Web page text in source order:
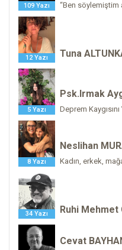
109 Yazı “Ben söylemiştim
12 Yazı Tuna
5 Yazı
Psk.Irmak
Deprem
8 Yazı
Neslihan
Kadın, erkek,
34 Yazı Ruhi Mehmet
Cevat